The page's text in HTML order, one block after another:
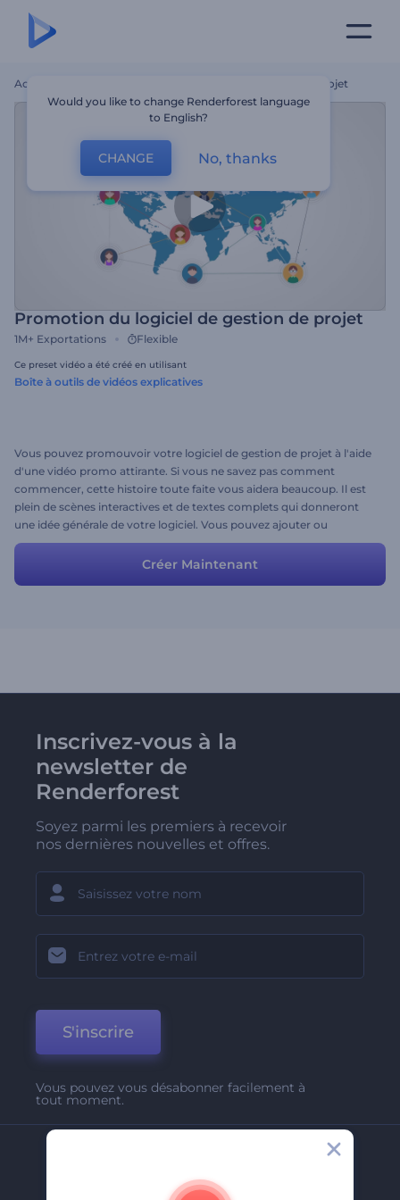
Accueil Promotion Du Logiciel De Gestion De Projet
Promotion du logiciel de gestion de projet
1M+ Exportations Flexible
Ce preset vidéo a été créé en utilisant
Boîte à outils de vidéos explicatives
Vous pouvez promouvoir votre logiciel de gestion de projet à l'aide
d'une vidéo promo attirante. Si vous ne savez pas comment
commencer, cette histoire toute faite vous aidera beaucoup. Il est
plein de scènes interactives et de textes complets qui donneront
une idée générale de votre logiciel. Vous pouvez ajouter ou
supprimer tout ce que vous voulez pour obtenir le meilleur résultat.
Créer Maintenant
Inscrivez-vous à la
newsletter de
Renderforest
Soyez parmi les premiers à recevoir
nos dernières nouvelles et offres.
S'inscrire
Vous pouvez vous désabonner facilement à
tout moment.
A Propos De Nous
Would you like to change Renderforest language
to English?
CHANGE No, thanks